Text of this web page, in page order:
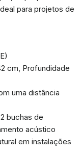
para projetos de
cm, Profundidade
uma distância
buchas de
acústico
em instalações